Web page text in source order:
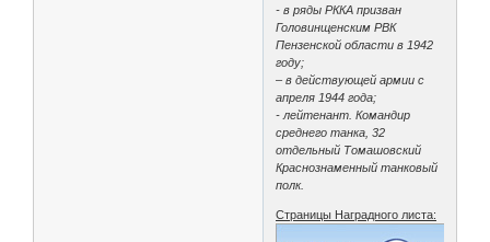
- в ряды РККА призван
Головинщенским РВК
Пензенской области в 1942
году;
– в действующей армии с
апреля 1944 года;
- лейтенант. Командир
среднего танка, 32
отдельный Томашовский
Краснознаменный танковый
полк.
Страницы Наградного листа: